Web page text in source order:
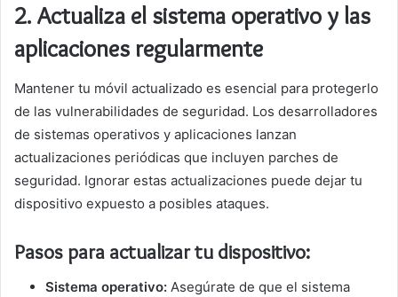
2. Actualiza el sistema operativo y las
aplicaciones regularmente
Mantener tu móvil actualizado es esencial para protegerlo
de las vulnerabilidades de seguridad. Los desarrolladores
de sistemas operativos y aplicaciones lanzan
actualizaciones periódicas que incluyen parches de
seguridad. Ignorar estas actualizaciones puede dejar tu
dispositivo expuesto a posibles ataques.
Pasos para actualizar tu dispositivo:
Sistema operativo: Asegúrate de que el sistema